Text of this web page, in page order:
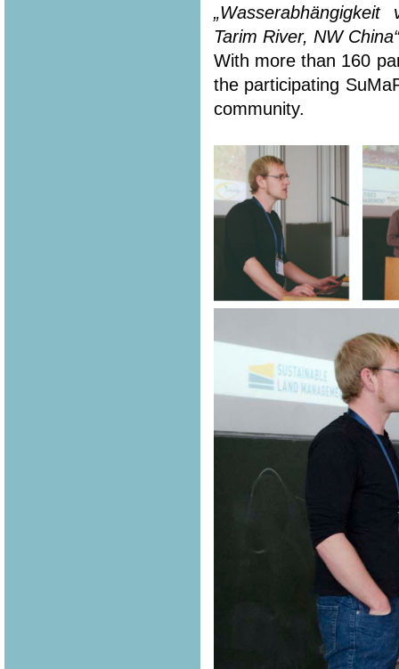
Tarim River, NW China“
With more than 160
the participating
community.